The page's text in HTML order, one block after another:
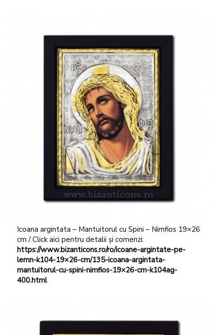
Icoana argintata – Mantuitorul cu Spini – Nimfios 19×26
cm / Click aici pentru detalii și comenzi:
https://www.bizanticons.ro/ro/icoane-argintate-pe-
lemn-k104-19×26-cm/135-icoana-argintata-
mantuitorul-cu-spini-nimfios-19×26-cm-k104ag-
400.html